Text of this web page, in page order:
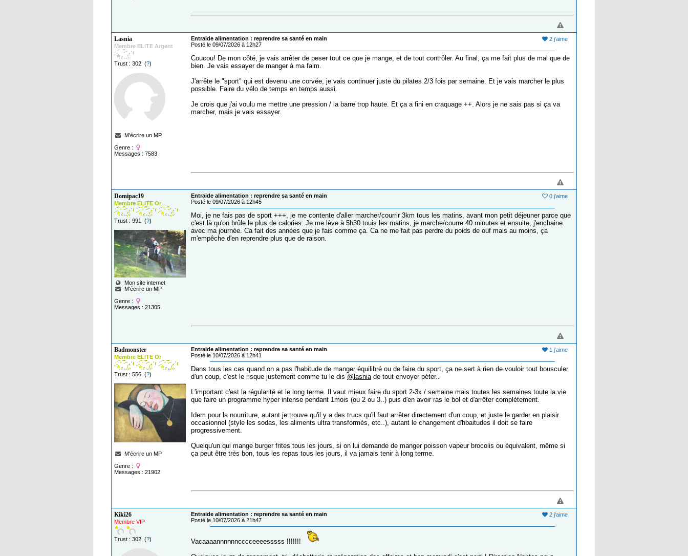
Lasnia
Membre ELITE Argent
Trust : 302 (?)
M'écrire un MP
Genre :
Messages : 7583
2 j'aime
Entraide alimentation : reprendre sa santé en main
Posté le 09/07/2026 à 12h27
Coucou! De mon côté, je vais arrêter de peser tout ce que je mange, et de tout contrôler. Au final, ça me fait plus de mal que de
bien. Je vais essayer de manger à ma faim.
J'arrête le "sport" qui est devenu une corvée, je vais continuer juste du pilates 2/3 fois par semaine. Et je vais marcher le plus
possible. Faire du vélo de temps en temps aussi.
Je crois que j'ai voulu me mettre une pression / la barre trop haute. Et ça a fini en craquage ++. Alors je ne sais pas si ça va
marcher, mais je vais essayer.
Domipac19
Membre ELITE Or
Trust : 991 (?)
Mon site internet
M'écrire un MP
Genre :
Messages : 21305
0 j'aime
Entraide alimentation : reprendre sa santé en main
Posté le 09/07/2026 à 12h45
Moi, je ne fais pas de sport +++, je me contente d'aller marcher/courrir 3km tous les matins, avant mon petit déjeuner parce que
c'est là qu'on brûle le plus de calories. Je me lève à 5h30 touis les matins, je marche/courre 40 minutes et ensuite, j'enchaine
avec ma journée. Ca fait des années que je fais comme ça. Ca ne me fait pas perdre du poids de ouf mais au moins, ça
m'empêche d'en reprendre plus que de raison.
Badmonster
Membre ELITE Or
Trust : 556 (?)
M'écrire un MP
Genre :
Messages : 21902
1 j'aime
Entraide alimentation : reprendre sa santé en main
Posté le 10/07/2026 à 12h41
Dans tous les cas quand on a pas l'habitude de manger équilibré ou de faire du sport, ça ne sert à rien de vouloir tout bousculer
d'un coup, c'est le risque justement comme tu le dis @lasnia de tout envoyer péter..
L'important c'est la régularité et le long terme. Il vaut mieux faire du sport 2-3x / semaine mais toutes les semaines toute la vie
que faire un programme hyper intense pendant 1mois (ou 2 ou 3..) puis d'en avoir ras le bol et d'arrêter complètement.
Idem pour la nourriture, autant je trouve qu'il y a des trucs qu'il faut arrêter directement d'un coup, et juste le garder en plaisir
occasionnel (style les sodas, les aliments ultra transformés, etc..), autant le changement d'hbaitudes il doit se faire
progressivement.
Quelqu'un qui mange burger frites tous les jours, si on lui demande de manger poisson vapeur brocolis ou équivalent, même si
ça peut être très bon, tous les repas tous les jours, il va jamais tenir à long terme.
Kiki26
Membre VIP
Trust : 302 (?)
2 j'aime
Entraide alimentation : reprendre sa santé en main
Posté le 10/07/2026 à 21h47
Vacaaaannnnnncccceeeesssss !!!!!!!